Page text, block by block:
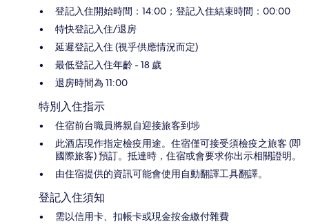
登記入住開始時間：14:00；登記入住結束時間：00:00
特快登記入住/退房
延遲登記入住 (視乎供應情況而定)
最低登記入住年齡 - 18 歲
退房時間為 11:00
特別入住指示
住宿前台職員將親自迎接旅客到埗
此酒店現作指定檢疫用途。住宿僅可接受須檢疫之旅客 (即
國際旅客) 預訂。抵達時，住宿或會要求你出示相關證明。
由住宿提供的資訊可能會使用自動翻譯工具翻譯。
登記入住須知
需以信用卡、扣帳卡或現金按金繳付雜費